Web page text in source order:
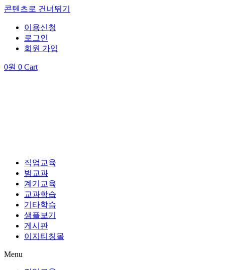
콘텐츠로 건너뛰기
이용신청
로그인
회원 가입
0원 0 Cart
직업교육
범교과
계기교육
교과학습
기타학습
샘플보기
게시판
이지티칭몰
Menu